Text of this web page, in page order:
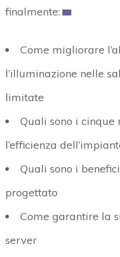
finalmente:
Come migliorare
l’illuminazione nelle
limitate
Quali sono i
l’efficienza
Quali sono i
progettato
Come garantire la
server